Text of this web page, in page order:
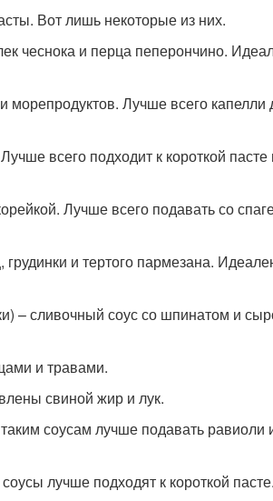
Вот лишь некоторые из них.
чеснока и перца пеперончино.
Лучше всего капелли
всего подходит к короткой
Лучше всего подавать со
и тертого пармезана.
– сливочный соус со шпинатом и
и травами.
свиной жир и лук.
соусам лучше подавать равиоли
лучше подходят к короткой пасте.